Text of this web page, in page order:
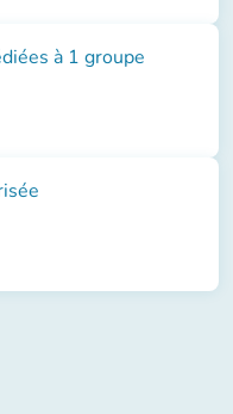
à 1 groupe